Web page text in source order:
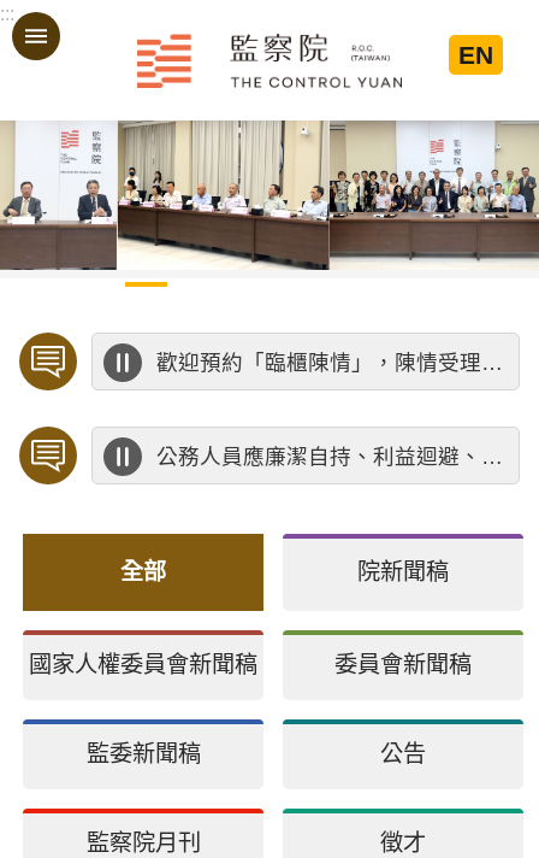
跳到主要內容區塊
:::
EN
歡迎預約「臨櫃陳情」，陳情受理中心將優先排定人員與您接談，釐清案情爭點後收案處理，以節省您的寶貴時間。
公務人員應廉潔自持、利益迴避、依法公正執行公務～考試院公務人員保障暨培訓委員會～
全部 院新聞稿
國家人權委員會新聞稿 委員會新聞稿
監委新聞稿 公告
監察院月刊 徵才